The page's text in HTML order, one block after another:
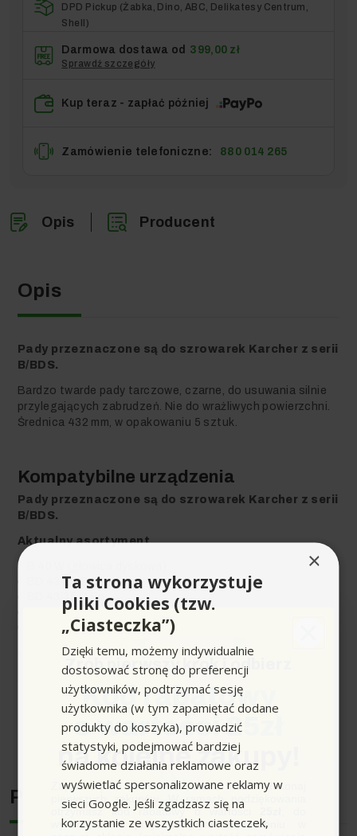
DPD Pickup (Żabka, Dino, ABC, Delikatesy Centrum,
Shell)
Darmowa dostawa od 399,00 zł
Sprawdź szczegóły
Kup teraz - zapłać później
Zamówienie telefoniczne: 880 014 265
Opis Producent
Opis
Pady przeznaczone są do szrowarek Karcher z serii
B/BDS.
Bardzo twarde pady tarczowe, czarne, do usuwania silnie
przylegających zabrudzeń. Nie do wrażliwych powierzchni.
Średnica 432 mm, w opakowaniu 5 sztuk.
Kompatybilne urządzenia
Pady przeznaczone są do szrowarek Karcher z serii
B/BDS.
Aktualny asortyment
BD 43/25 C Bp
BD 43/35 C Ep
BDS 43/180 C Adv
BDS 43/Duo C Adv
Urządzenia archiwalne
BDS 43/180 C 230V / 50Hz
BDS 43/Duo C
Rozwiń pełen opis produktu
Producent
×
Ta strona wykorzystuje
pliki Cookies (tzw.
„Ciasteczka”)
Dzięki temu, możemy indywidualnie
dostosować stronę do preferencji
użytkowników, podtrzymać sesję
użytkownika (w tym zapamiętać dodane
produkty do koszyka), prowadzić
statystyki, podejmować bardziej
świadome działania reklamowe oraz
wyświetlać spersonalizowane reklamy w
sieci Google. Jeśli zgadzasz się na
korzystanie ze wszystkich ciasteczek,
Zrób pierwszy krok i odbierz
Kod rabatowy
o wartości 25zł
na kolejne zakupy!
Zapisz się do newslettera, załóż konto i dokonaj
pierwszych zakupów. W ramach podziękowania
otrzymasz kod rabatowy o wartości
wykorzystania przy kolejnym zamówieniu w